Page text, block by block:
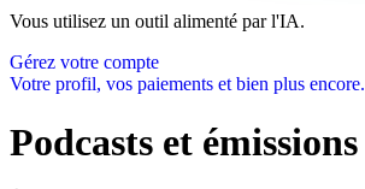
Vous utilisez un outil alimenté par l'IA.
Gérez votre compte
Votre profil, vos paiements et bien plus encore.
Podcasts et émissions